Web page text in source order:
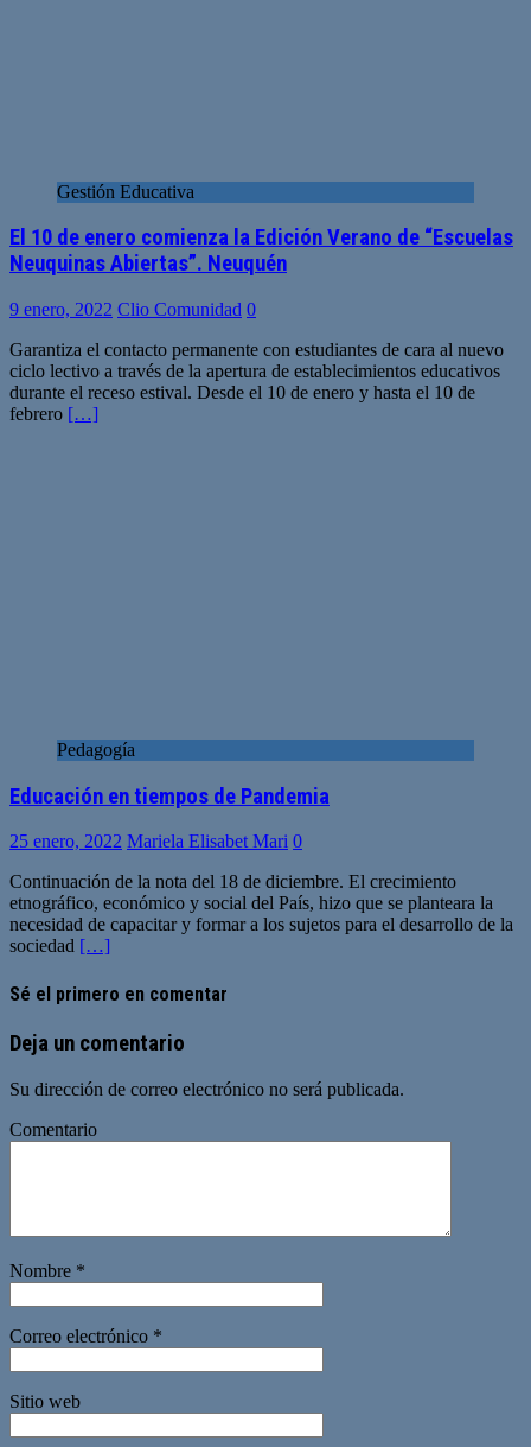
Gestión Educativa
El 10 de enero comienza la Edición Verano de “Escuelas
Neuquinas Abiertas”. Neuquén
9 enero, 2022 Clio Comunidad 0
Garantiza el contacto permanente con estudiantes de cara al nuevo
ciclo lectivo a través de la apertura de establecimientos educativos
durante el receso estival. Desde el 10 de enero y hasta el 10 de
febrero […]
Pedagogía
Educación en tiempos de Pandemia
25 enero, 2022 Mariela Elisabet Mari 0
Continuación de la nota del 18 de diciembre. El crecimiento
etnográfico, económico y social del País, hizo que se planteara la
necesidad de capacitar y formar a los sujetos para el desarrollo de la
sociedad […]
Sé el primero en comentar
Deja un comentario
Su dirección de correo electrónico no será publicada.
Comentario
Nombre *
Correo electrónico *
Sitio web